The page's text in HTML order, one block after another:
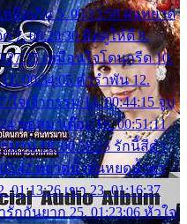
หลือเกิน 5. 00:13:58 ฝนหยาด
7. 00:20:30 คิดดูให้ดี 8.
เหมือนใจโดนกรีด 10.
00:34:05 คำรำพัน 12.
ใจเจ้ากรรม 14. 00:44:15 จูบ
ขอสูมาเต๊อะ 16. 00:51:11
มาน 18. 00:58:25 รักนี้สีดำ
หยาดน้ำฝนหยดน้ำตา
01:13:26 เขา 23. 01:16:37
กกันยาก 25. 01:23:06 หัวใจ